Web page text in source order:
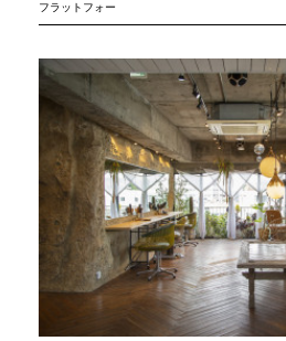
フラットフォー